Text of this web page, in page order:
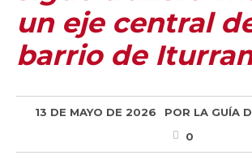
un eje central
barrio de
13 DE MAYO DE 2026 POR LA GUÍA
0